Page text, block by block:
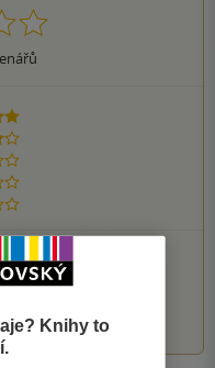
PRODUKTU
Knihy to